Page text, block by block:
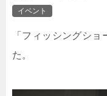
イベント
「フィッシングシ
た。